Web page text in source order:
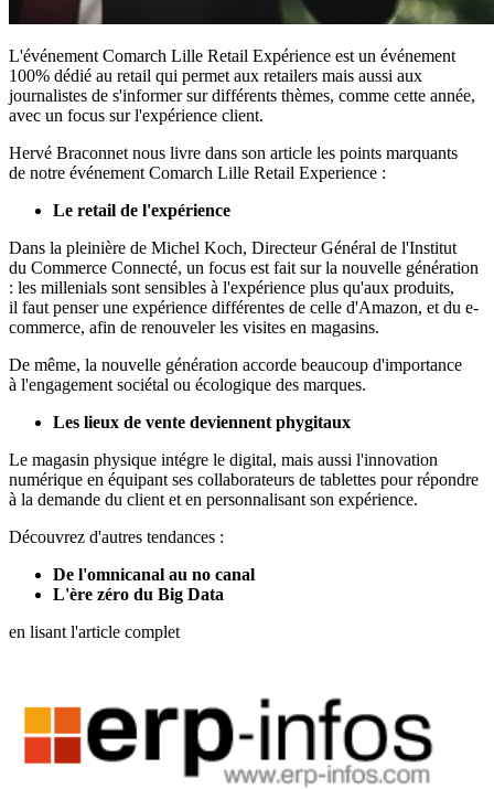
L'événement Comarch Lille Retail Expérience est un événement
100% dédié au retail qui permet aux retailers mais aussi aux
journalistes de s'informer sur différents thèmes, comme cette année,
avec un focus sur l'expérience client.
Hervé Braconnet nous livre dans son article les points marquants
de notre événement Comarch Lille Retail Experience :
Le retail de l'expérience
Dans la pleinière de Michel Koch, Directeur Général de l'Institut
du Commerce Connecté, un focus est fait sur la nouvelle génération
: les millenials sont sensibles à l'expérience plus qu'aux produits,
il faut penser une expérience différentes de celle d'Amazon, et du e-
commerce, afin de renouveler les visites en magasins.
De même, la nouvelle génération accorde beaucoup d'importance
à l'engagement sociétal ou écologique des marques.
Les lieux de vente deviennent phygitaux
Le magasin physique intégre le digital, mais aussi l'innovation
numérique en équipant ses collaborateurs de tablettes pour répondre
à la demande du client et en personnalisant son expérience.
Découvrez d'autres tendances :
De l'omnicanal au no canal
L'ère zéro du Big Data
en lisant l'article complet